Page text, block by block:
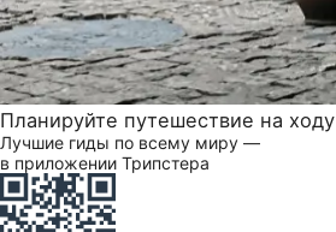
Планируйте путешествие на ходу
Лучшие гиды по всему миру —
в приложении Трипстера